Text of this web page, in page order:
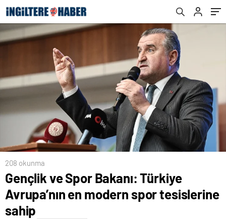
208 okunma
Gençlik ve Spor Bakanı: Türkiye
Avrupa’nın en modern spor tesislerine
sahip